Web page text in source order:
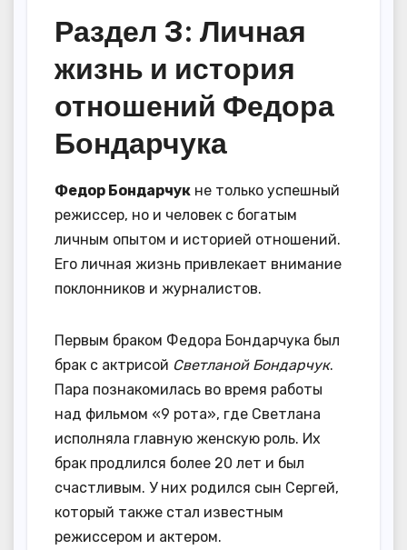
Раздел 3: Личная
жизнь и история
отношений Федора
Бондарчука
Федор Бондарчук не только успешный
режиссер, но и человек с богатым
личным опытом и историей отношений.
Его личная жизнь привлекает внимание
поклонников и журналистов.
Первым браком Федора Бондарчука был
брак с актрисой Светланой Бондарчук.
Пара познакомилась во время работы
над фильмом «9 рота», где Светлана
исполняла главную женскую роль. Их
брак продлился более 20 лет и был
счастливым. У них родился сын Сергей,
который также стал известным
режиссером и актером.